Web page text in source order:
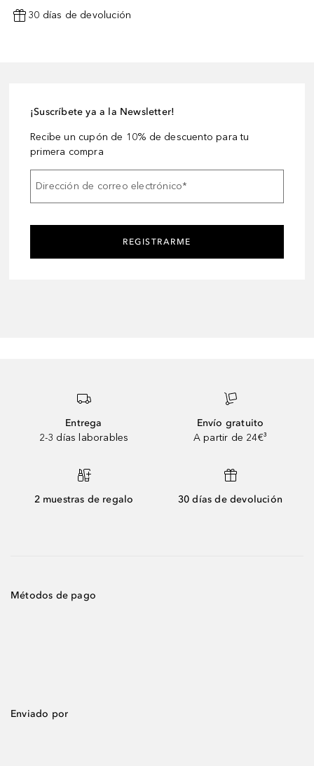
30 días de devolución
¡Suscríbete ya a la Newsletter!
Recibe un cupón de 10% de descuento para tu
primera compra
Dirección de correo electrónico*
REGISTRARME
Entrega
2-3 días laborables
Envío gratuito
A partir de 24€³
2 muestras de regalo 30 días de devolución
Métodos de pago
Enviado por